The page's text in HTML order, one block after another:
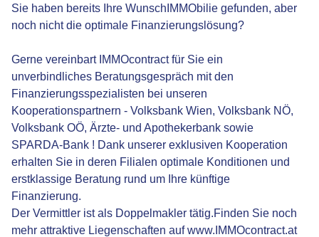
Sie haben bereits Ihre WunschIMMObilie gefunden, aber
noch nicht die optimale Finanzierungslösung?
Gerne vereinbart IMMOcontract für Sie ein
unverbindliches Beratungsgespräch mit den
Finanzierungsspezialisten bei unseren
Kooperationspartnern - Volksbank Wien, Volksbank NÖ,
Volksbank OÖ, Ärzte- und Apothekerbank sowie
SPARDA-Bank ! Dank unserer exklusiven Kooperation
erhalten Sie in deren Filialen optimale Konditionen und
erstklassige Beratung rund um Ihre künftige
Finanzierung.
Der Vermittler ist als Doppelmakler tätig.Finden Sie noch
mehr attraktive Liegenschaften auf www.IMMOcontract.at